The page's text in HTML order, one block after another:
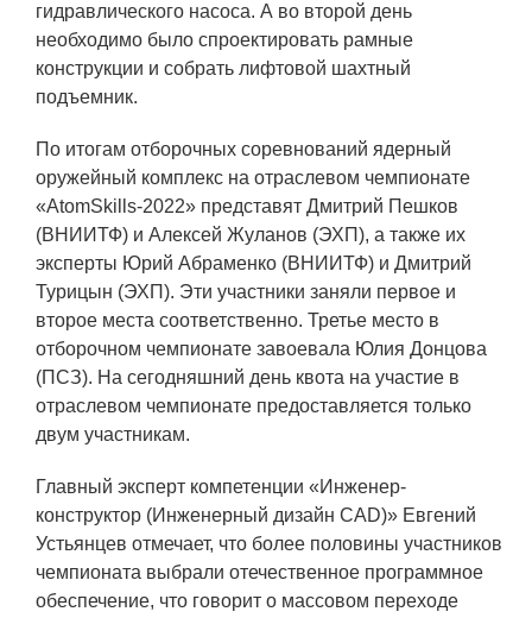
Интеллектуальная собственность
Семинар «Моделирование технологий
ЯТЦ»
Зимняя школа по физике высоких
плотностей энергий
Молодежная научно-техническая
конференция «Исследования.
Технологии. Развитие»
ПРОДУКЦИЯ И УСЛУГИ
ДПО и ПО (Дополнительное
профессиональное образование и
профессиональное обучение)
Лазерные технологии
Каталог гражданской продукции
гидравлического насоса. А во второй день
необходимо было спроектировать рамные
конструкции и собрать лифтовой шахтный
подъемник.
По итогам отборочных соревнований ядерный
оружейный комплекс на отраслевом чемпионате
«AtomSkills-2022» представят Дмитрий Пешков
(ВНИИТФ) и Алексей Жуланов (ЭХП), а также их
эксперты Юрий Абраменко (ВНИИТФ) и Дмитрий
Турицын (ЭХП). Эти участники заняли первое и
второе места соответственно. Третье место в
отборочном чемпионате завоевала Юлия Донцова
(ПСЗ). На сегодняшний день квота на участие в
отраслевом чемпионате предоставляется только
двум участникам.
Главный эксперт компетенции «Инженер-
конструктор (Инженерный дизайн CAD)» Евгений
Устьянцев отмечает, что более половины участников
чемпионата выбрали отечественное программное
обеспечение, что говорит о массовом переходе